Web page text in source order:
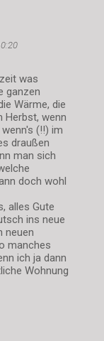
was
ganzen
Wärme, die
Herbst, wenn
(!!) im
draußen
man sich
doch wohl
alles Gute
ins neue
neuen
manches
ich ja dann
Wohnung